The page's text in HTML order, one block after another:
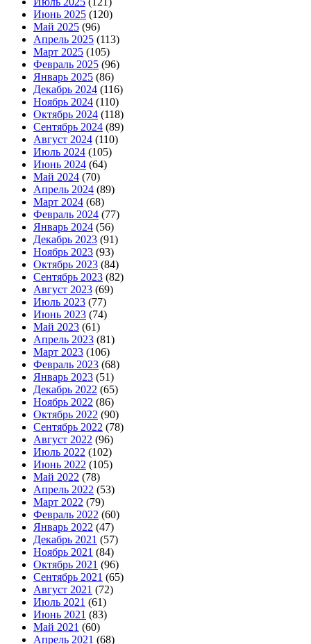
Июнь 2025 (120)
Май 2025 (96)
Апрель 2025 (113)
Март 2025 (105)
Февраль 2025 (96)
Январь 2025 (86)
Декабрь 2024 (116)
Ноябрь 2024 (110)
Октябрь 2024 (118)
Сентябрь 2024 (89)
Август 2024 (110)
Июль 2024 (105)
Июнь 2024 (64)
Май 2024 (70)
Апрель 2024 (89)
Март 2024 (68)
Февраль 2024 (77)
Январь 2024 (56)
Декабрь 2023 (91)
Ноябрь 2023 (93)
Октябрь 2023 (84)
Сентябрь 2023 (82)
Август 2023 (69)
Июль 2023 (77)
Июнь 2023 (74)
Май 2023 (61)
Апрель 2023 (81)
Март 2023 (106)
Февраль 2023 (68)
Январь 2023 (51)
Декабрь 2022 (65)
Ноябрь 2022 (86)
Октябрь 2022 (90)
Сентябрь 2022 (78)
Август 2022 (96)
Июль 2022 (102)
Июнь 2022 (105)
Май 2022 (78)
Апрель 2022 (53)
Март 2022 (79)
Февраль 2022 (60)
Январь 2022 (47)
Декабрь 2021 (57)
Ноябрь 2021 (84)
Октябрь 2021 (96)
Сентябрь 2021 (65)
Август 2021 (72)
Июль 2021 (61)
Июнь 2021 (83)
Май 2021 (60)
Апрель 2021 (68)